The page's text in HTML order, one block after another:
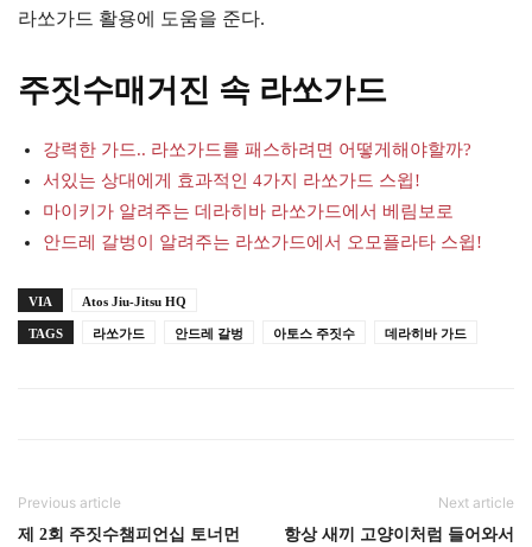
라쏘가드 활용에 도움을 준다.
주짓수매거진 속 라쏘가드
강력한 가드.. 라쏘가드를 패스하려면 어떻게해야할까?
서있는 상대에게 효과적인 4가지 라쏘가드 스윕!
마이키가 알려주는 데라히바 라쏘가드에서 베림보로
안드레 갈벙이 알려주는 라쏘가드에서 오모플라타 스윕!
VIA Atos Jiu-Jitsu HQ
TAGS 라쏘가드 안드레 갈벙 아토스 주짓수 데라히바 가드
Previous article
제 2회 주짓수챔피언십 토너먼
Next article
항상 새끼 고양이처럼 들어와서